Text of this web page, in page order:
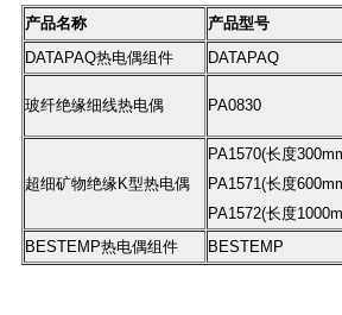
产品名称 产品型号
DATAPAQ热电偶组件 DATAPAQ
玻纤绝缘细线热电偶 PA0830
超细矿物绝缘K型热电偶
PA1570(长度
PA1571(长度
PA1572(长度
BESTEMP热电偶组件 BESTEMP